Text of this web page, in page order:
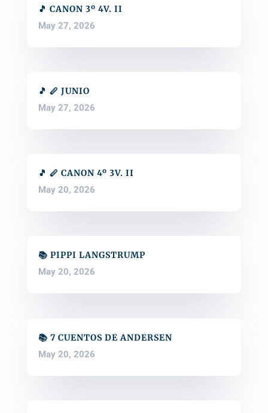
🎵 CANON 3º 4V. II
May 27, 2026
🎵 🪈 JUNIO
May 27, 2026
🎵 🪈 CANON 4º 3V. II
May 20, 2026
📚 PIPPI LANGSTRUMP
May 20, 2026
📚 7 CUENTOS DE ANDERSEN
May 20, 2026